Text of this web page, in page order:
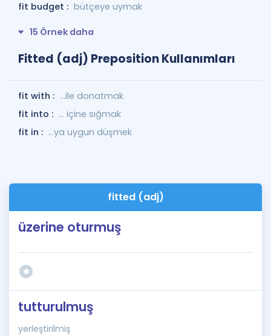
fit budget : bütçeye uymak
15 Örnek daha
Fitted (adj) Preposition Kullanımları
fit with : ...ile donatmak
fit into : ... içine sığmak
fit in : ...ya uygun düşmek
fitted (adj)
üzerine oturmuş
tutturulmuş
yerleştirilmiş